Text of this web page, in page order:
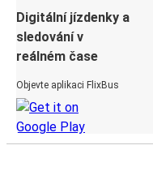
Digitální jízdenky a
sledování v
reálném čase
Objevte aplikaci FlixBus